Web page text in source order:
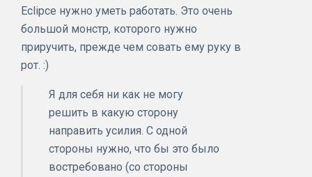
Eclipce нужно уметь работать. Это очень
большой монстр, которого нужно
приручить, прежде чем совать ему руку в
рот. :)
Я для себя ни как не могу
решить в какую сторону
направить усилия. С одной
стороны нужно, что бы это было
востребовано (со стороны